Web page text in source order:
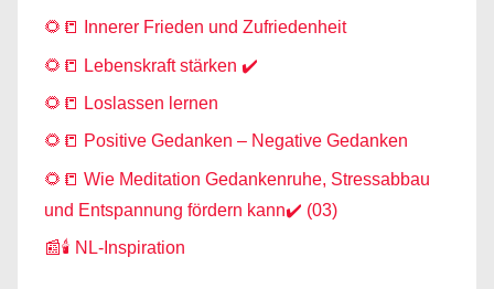
🌻📒 Innerer Frieden und Zufriedenheit
🌻📒 Lebenskraft stärken ✔️
🌻📒 Loslassen lernen
🌻📒 Positive Gedanken – Negative Gedanken
🌻📒 Wie Meditation Gedankenruhe, Stressabbau
und Entspannung fördern kann✔️ (03)
📰🕯️ NL-Inspiration